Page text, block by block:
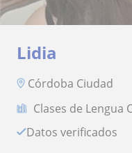
Lidia
Córdoba Ciudad
Clases de Lengua
Datos verificados